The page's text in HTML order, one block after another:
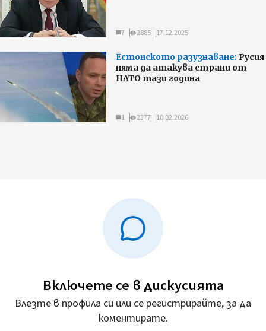
7 2885 17.12.2025
Естонското разузнаване: Русия
няма да атакува страни от
НАТО тази година
1 2377 10.02.2026
Включете се в дискусията
Влезте в профила си или се регистрирайте, за да
коментирате.